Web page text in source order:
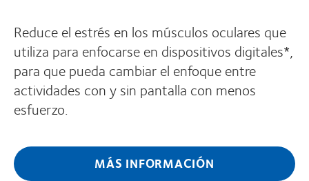
Reduce el estrés en los músculos oculares que
utiliza para enfocarse en dispositivos digitales*,
para que pueda cambiar el enfoque entre
actividades con y sin pantalla con menos
esfuerzo.
MÁS INFORMACIÓN